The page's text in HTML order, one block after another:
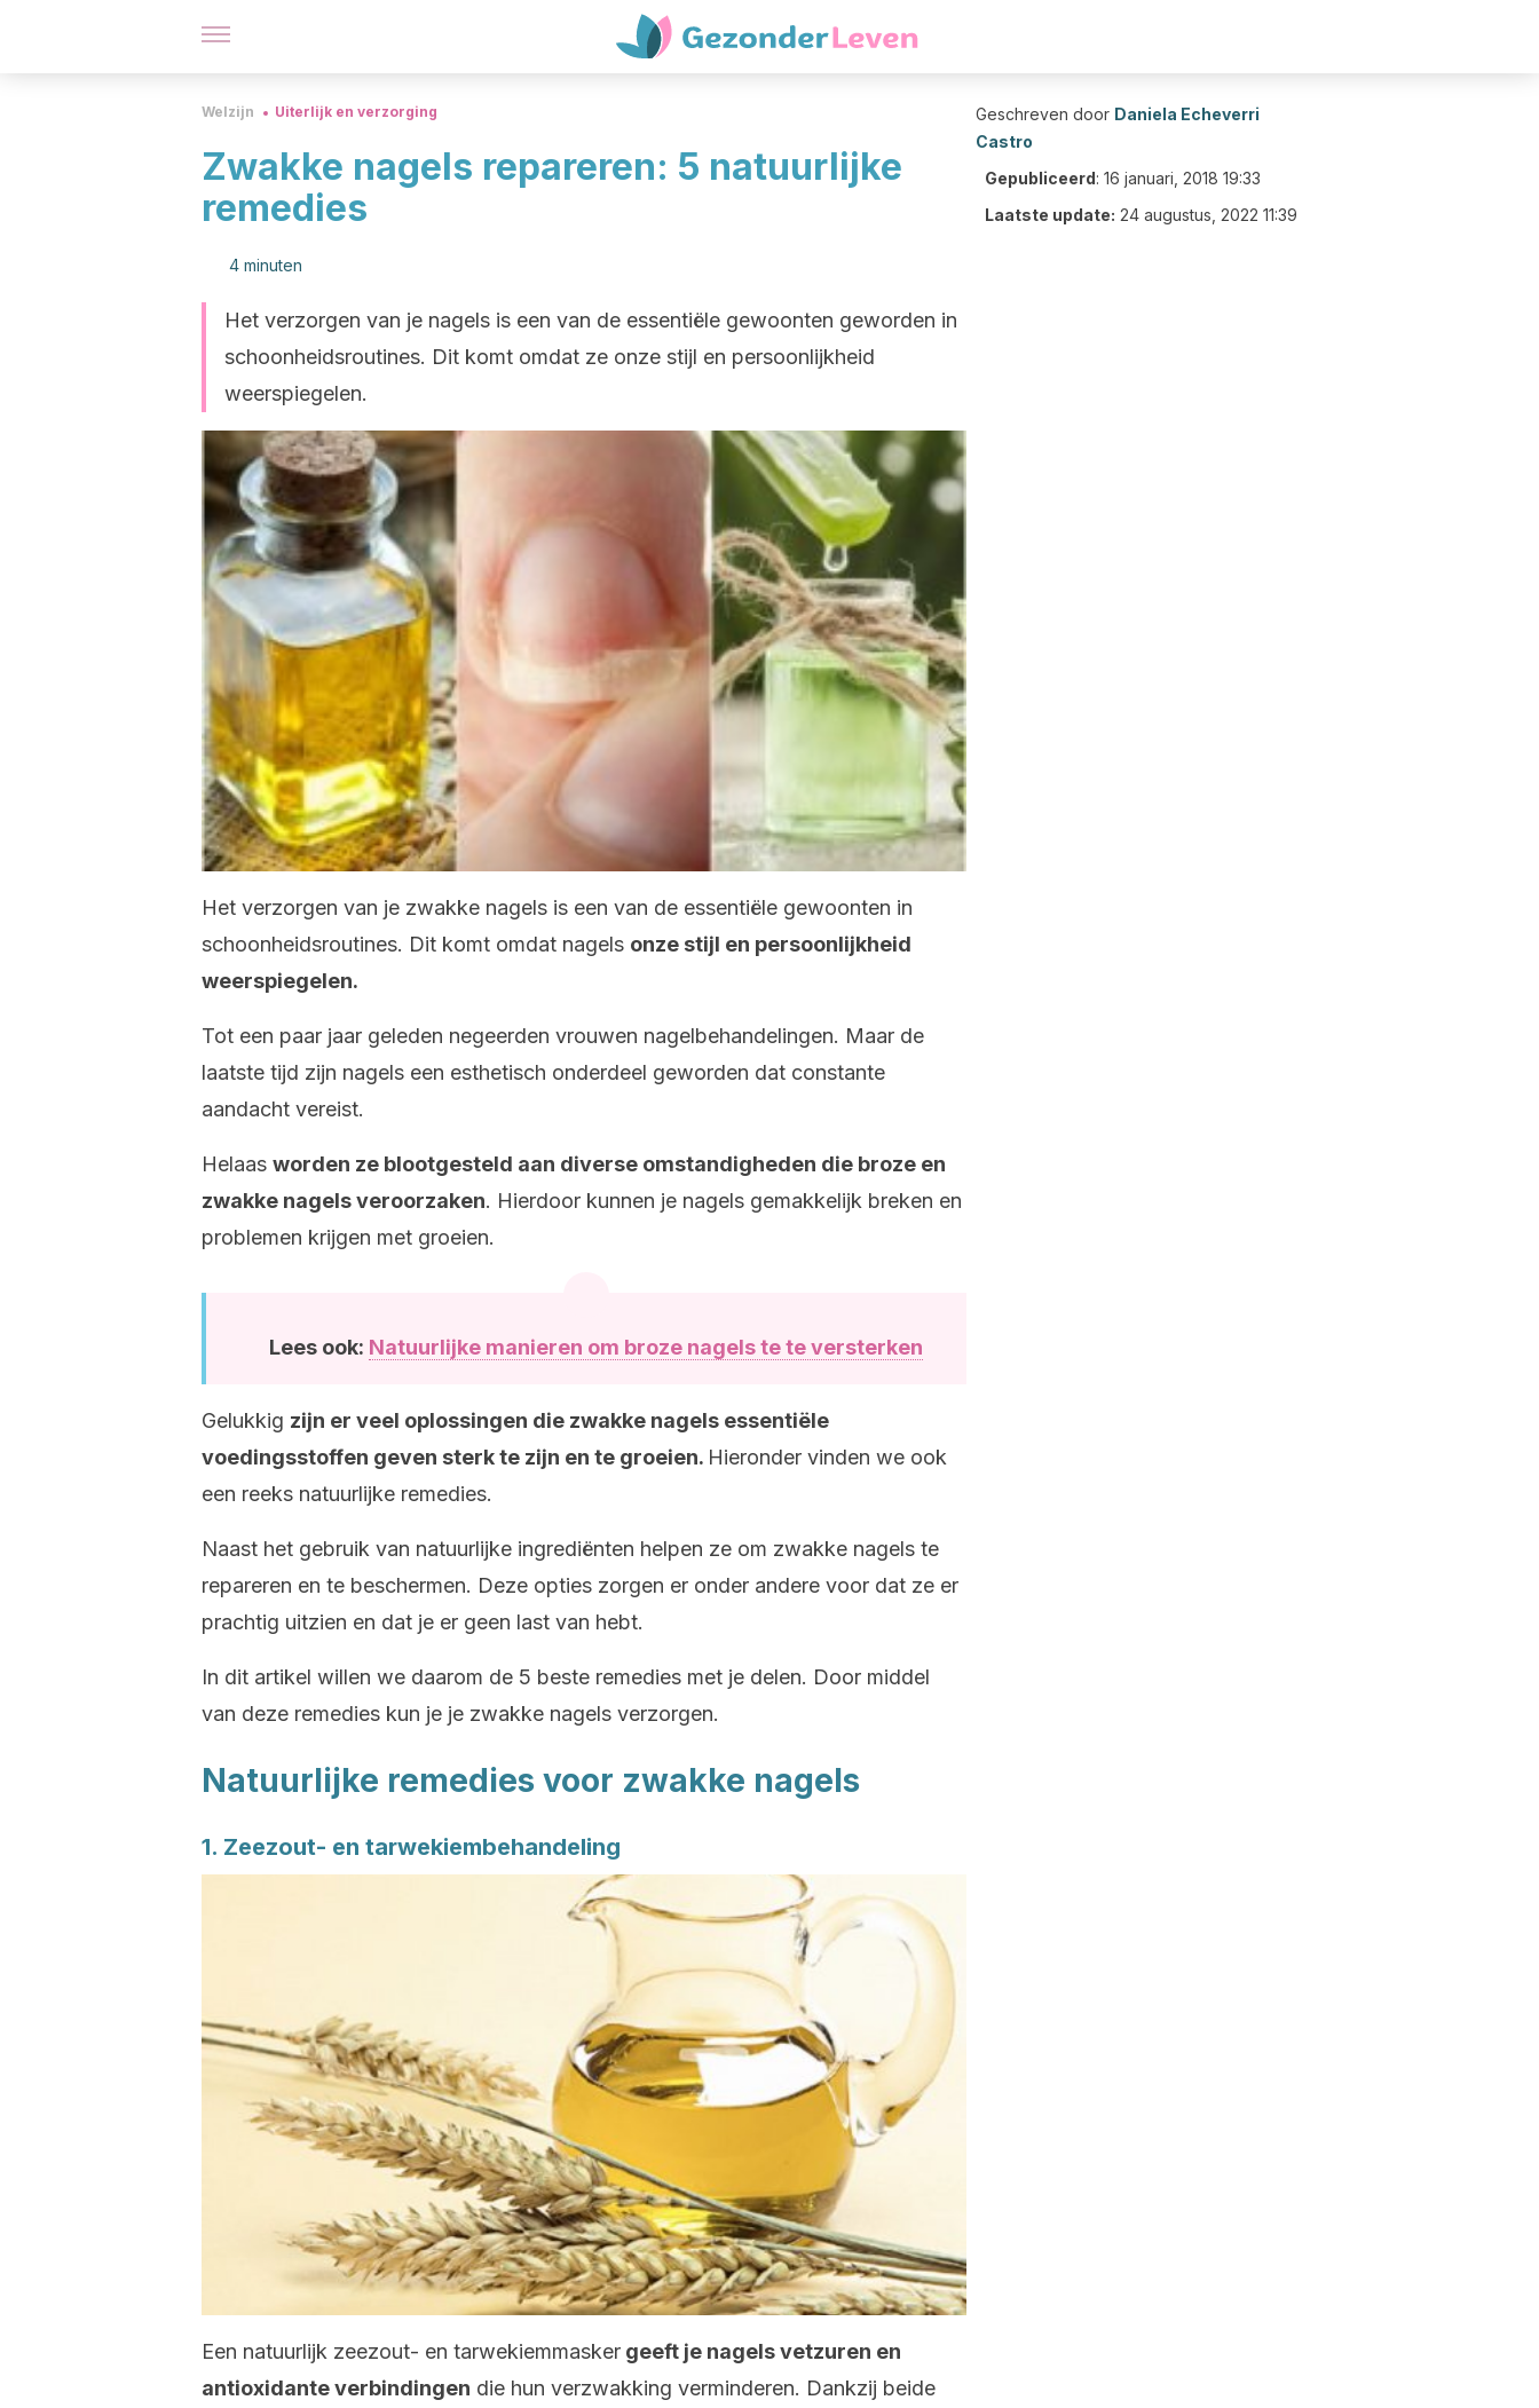
Welzijn Uiterlijk en verzorging
Zwakke nagels repareren: 5 natuurlijke
remedies
4 minuten
Het verzorgen van je nagels is een van de essentiële gewoonten geworden in
schoonheidsroutines. Dit komt omdat ze onze stijl en persoonlijkheid
weerspiegelen.
Het verzorgen van je zwakke nagels is een van de essentiële gewoonten in
schoonheidsroutines. Dit komt omdat nagels onze stijl en persoonlijkheid
weerspiegelen.
Tot een paar jaar geleden negeerden vrouwen nagelbehandelingen. Maar de
laatste tijd zijn nagels een esthetisch onderdeel geworden dat constante
aandacht vereist.
Helaas worden ze blootgesteld aan diverse omstandigheden die broze en
zwakke nagels veroorzaken. Hierdoor kunnen je nagels gemakkelijk breken en
problemen krijgen met groeien.
Lees ook: Natuurlijke manieren om broze nagels te te versterken
Gelukkig zijn er veel oplossingen die zwakke nagels essentiële
voedingsstoffen geven sterk te zijn en te groeien. Hieronder vinden we ook
een reeks natuurlijke remedies.
Naast het gebruik van natuurlijke ingrediënten helpen ze om zwakke nagels te
repareren en te beschermen. Deze opties zorgen er onder andere voor dat ze er
prachtig uitzien en dat je er geen last van hebt.
In dit artikel willen we daarom de 5 beste remedies met je delen. Door middel
van deze remedies kun je je zwakke nagels verzorgen.
Natuurlijke remedies voor zwakke nagels
1. Zeezout- en tarwekiembehandeling
Een natuurlijk zeezout- en tarwekiemmasker geeft je nagels vetzuren en
antioxidante verbindingen die hun verzwakking verminderen. Dankzij beide
Geschreven door Daniela Echeverri
Castro
Gepubliceerd: 16 januari, 2018 19:33
Laatste update: 24 augustus, 2022 11:39